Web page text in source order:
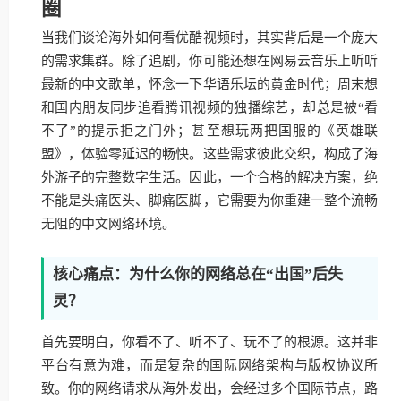
圈
当我们谈论海外如何看优酷视频时，其实背后是一个庞大
的需求集群。除了追剧，你可能还想在网易云音乐上听听
最新的中文歌单，怀念一下华语乐坛的黄金时代；周末想
和国内朋友同步追看腾讯视频的独播综艺，却总是被“看
不了”的提示拒之门外；甚至想玩两把国服的《英雄联
盟》，体验零延迟的畅快。这些需求彼此交织，构成了海
外游子的完整数字生活。因此，一个合格的解决方案，绝
不能是头痛医头、脚痛医脚，它需要为你重建一整个流畅
无阻的中文网络环境。
核心痛点：为什么你的网络总在“出国”后失
灵？
首先要明白，你看不了、听不了、玩不了的根源。这并非
平台有意为难，而是复杂的国际网络架构与版权协议所
致。你的网络请求从海外发出，会经过多个国际节点，路